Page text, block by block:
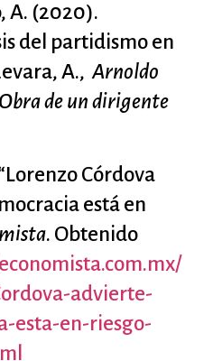
A. (2020).
del partidismo en
A.,Arnoldo
de un dirigente
Córdova
está en
. Obtenido
advierte-
esta-en-riesgo-